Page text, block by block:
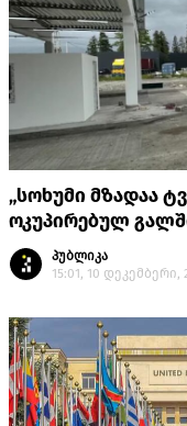
„სოხუმი მზადაა
ოკუპირებულ
პუბლიკა
15:01, 10 დეკემბერი,